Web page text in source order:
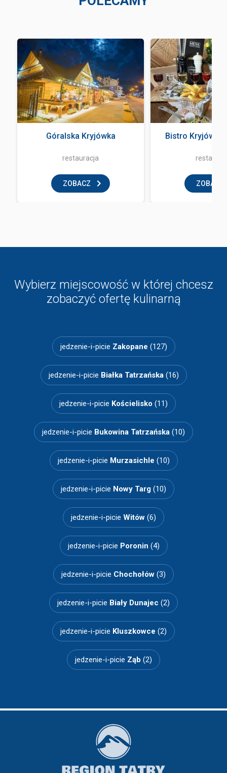
Góralska Kryjówka
restauracja
ZOBACZ
Bistro Kryjówka
ZOBACZ
Wybierz miejscowość w której chcesz
zobaczyć ofertę kulinarną
jedzenie-i-picie Zakopane (127)
jedzenie-i-picie Białka Tatrzańska(16)
jedzenie-i-picie Kościelisko (11)
jedzenie-i-picie Bukowina Tatrzańska (10)
jedzenie-i-picie Murzasichle (10)
jedzenie-i-picie Nowy Targ (10)
jedzenie-i-picie Witów (6)
jedzenie-i-picie Poronin (4)
jedzenie-i-picie Chochołów (3)
jedzenie-i-picie Biały Dunajec (2)
jedzenie-i-picie Kluszkowce (2)
jedzenie-i-picie Ząb (2)